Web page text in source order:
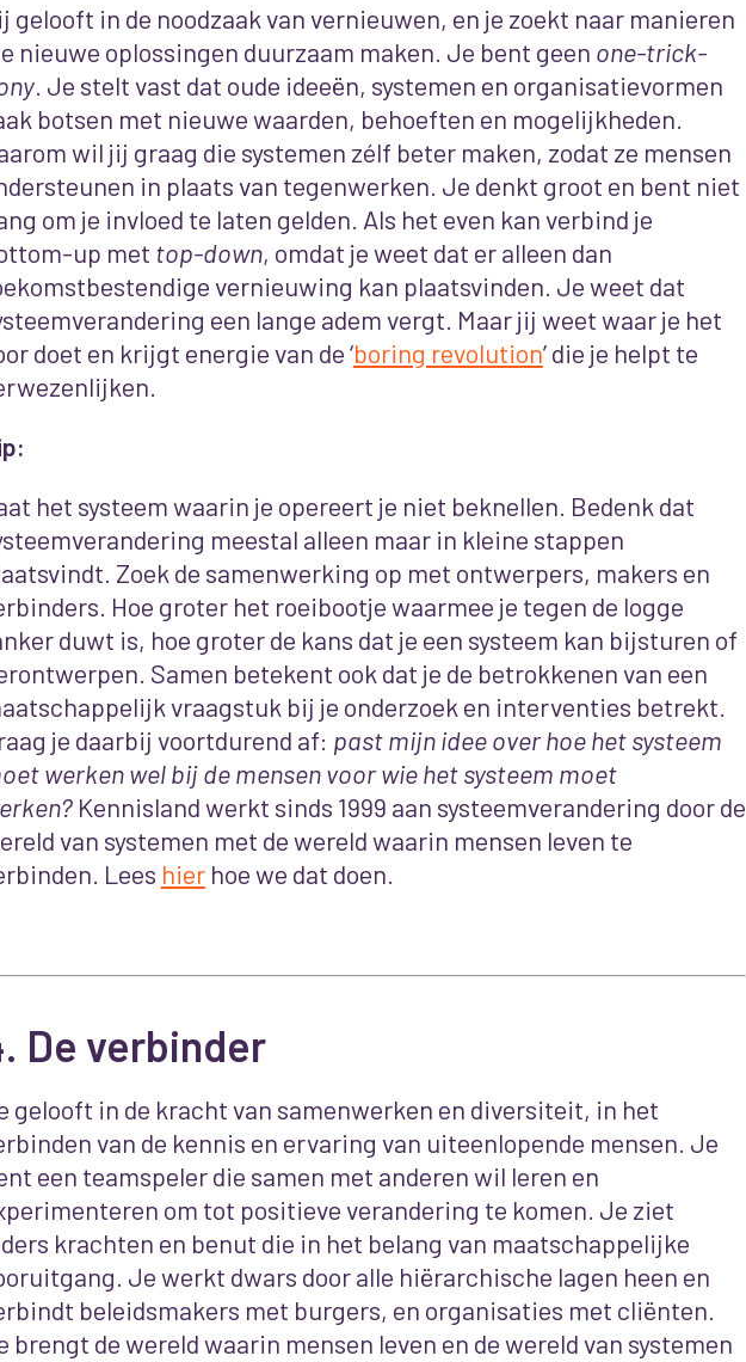
gelooft in de noodzaak van vernieuwen, en je zoekt naar manieren
nieuwe oplossingen duurzaam maken. Je bent geen one-trick-
. Je stelt vast dat oude ideeën, systemen en organisatievormen
botsen met nieuwe waarden, behoeften en mogelijkheden.
wil jij graag die systemen zélf beter maken, zodat ze mensen
in plaats van tegenwerken. Je denkt groot en bent niet
om je invloed te laten gelden. Als het even kan verbind je
up met top-down, omdat je weet dat er alleen dan
vernieuwing kan plaatsvinden. Je weet dat
een lange adem vergt. Maar jij weet waar je het
doet en krijgt energie van de ‘boring revolution’ die je helpt te
het systeem waarin je opereert je niet beknellen. Bedenk dat
meestal alleen maar in kleine stappen
Zoek de samenwerking op met ontwerpers, makers en
Hoe groter het roeibootje waarmee je tegen de logge
duwt is, hoe groter de kans dat je een systeem kan bijsturen of
Samen betekent ook dat je de betrokkenen van een
vraagstuk bij je onderzoek en interventies betrekt.
je daarbij voortdurend af: past mijn idee over hoe het systeem
werken wel bij de mensen voor wie het systeem moet
Kennisland werkt sinds 1999 aan systeemverandering door de
van systemen met de wereld waarin mensen leven te
Lees hierhoe we dat doen.
De verbinder
gelooft in de kracht van samenwerken en diversiteit, in het
van de kennis en ervaring van uiteenlopende mensen. Je
een teamspeler die samen met anderen wil leren en
om tot positieve verandering te komen. Je ziet
krachten en benut die in het belang van maatschappelijke
Je werkt dwars door alle hiërarchische lagen heen en
beleidsmakers met burgers, en organisaties met cliënten.
brengt de wereld waarin mensen leven en de wereld van systemen